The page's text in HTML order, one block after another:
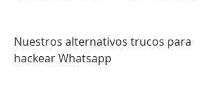
Nuestros alternativos trucos para
hackear Whatsapp